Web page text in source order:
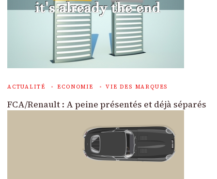
ACTUALITÉ ECONOMIE VIE DES MARQUES
FCA/Renault : A peine présentés et déjà séparés